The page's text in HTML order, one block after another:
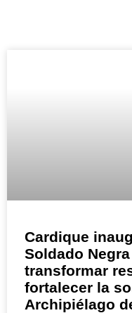
Cardique
Soldado
transformar
fortalecer la
Archipiélago